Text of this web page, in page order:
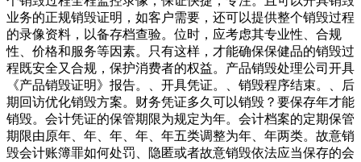
业务的正规销毁证明，如客户需要，还可以提供整个销毁过程
的录像资料，以备存档查验。位时，应考虑其专业性、合规
性、价格和服务等因素。只有这样，才能确保保健品的销毁过
程既安全又合规，保护消费者的权益。产品销毁处理公司开具
《产品销毁证明》报告。、开具凭证。、销毁程序结束。、后
期回访优化销毁方案。财务凭证多久可以销毁？要保存年才能
销毁。会计凭证的保管期限为规定为年。会计档案的定期保管
期限由原年、年、年、年、年五类调整为年、年两类。故意销
毁会计账簿罪如何处罚、隐匿或者故意销毁依法应当保存的会